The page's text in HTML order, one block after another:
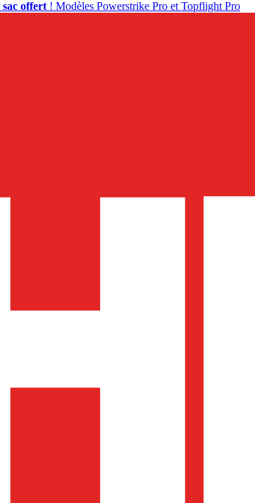
sac offert ! Modèles Powerstrike Pro et Topflight Pro